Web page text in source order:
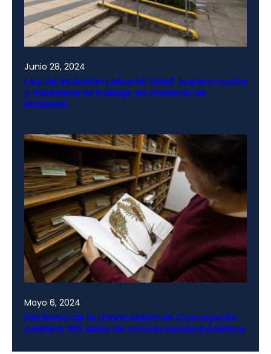
Junio 28, 2024
Ley de Inclusión Laboral: UdeC supera cuota
y mantiene el trabajo en materia de
inclusión
Mayo 6, 2024
Herbario de la Universidad de Concepción
celebra 100 años de conservación botánica